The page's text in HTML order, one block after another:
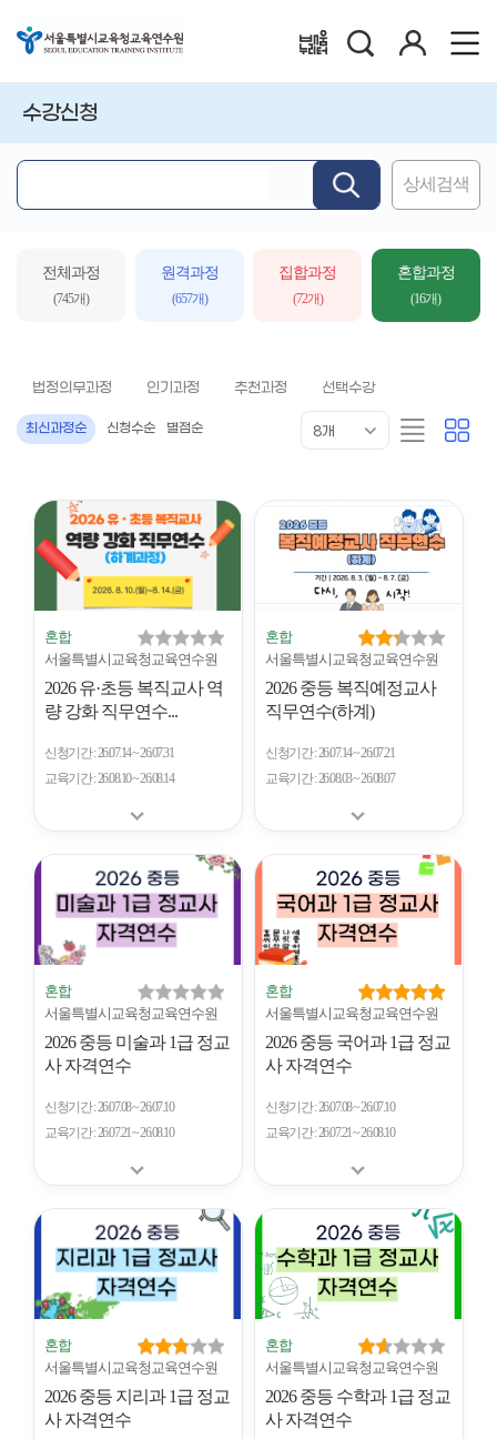
배움누리터
수강신청
심
상세검색
전체과정
(745개)
원격과정
(657개)
집합과정
(72개)
혼합과정
(16개)
법정의무과정 인기과정 추천과정 선택수강
최신과정순 신청수순 별점순
수
8개
리
스
카
드
혼합
서울특별시교육청교육연수원
2026 유·초등 복직교사 역
량 강화 직무연수...
신청기간 26.07.14 ~ 26.07.31
교육기간 26.08.10 ~ 26.08.14
혼합
서울특별시교육청교육연수원
2026 중등 복직예정교사
직무연수(하계)
신청기간 26.07.14 ~ 26.07.21
교육기간 26.08.03 ~ 26.08.07
혼합
서울특별시교육청교육연수원
2026 중등 미술과 1급 정교
사 자격연수
신청기간 26.07.08 ~ 26.07.10
교육기간 26.07.21 ~ 26.08.10
혼합
서울특별시교육청교육연수원
2026 중등 국어과 1급 정교
사 자격연수
신청기간 26.07.08 ~ 26.07.10
교육기간 26.07.21 ~ 26.08.10
혼합
서울특별시교육청교육연수원
2026 중등 지리과 1급 정교
사 자격연수
혼합
서울특별시교육청교육연수원
2026 중등 수학과 1급 정교
사 자격연수